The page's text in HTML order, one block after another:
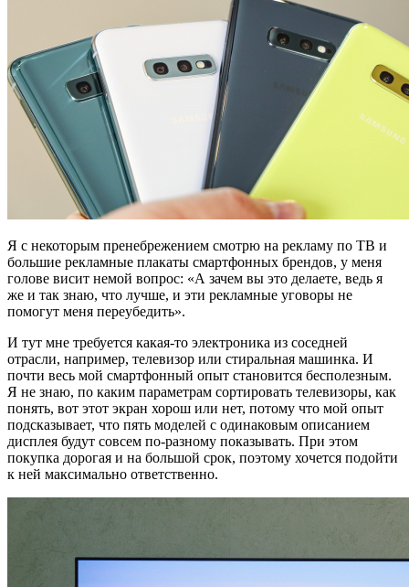
Я с некоторым пренебрежением смотрю на рекламу по ТВ и
большие рекламные плакаты смартфонных брендов, у меня
голове висит немой вопрос: «А зачем вы это делаете, ведь я
же и так знаю, что лучше, и эти рекламные уговоры не
помогут меня переубедить».
И тут мне требуется какая-то электроника из соседней
отрасли, например, телевизор или стиральная машинка. И
почти весь мой смартфонный опыт становится бесполезным.
Я не знаю, по каким параметрам сортировать телевизоры, как
понять, вот этот экран хорош или нет, потому что мой опыт
подсказывает, что пять моделей с одинаковым описанием
дисплея будут совсем по-разному показывать. При этом
покупка дорогая и на большой срок, поэтому хочется подойти
к ней максимально ответственно.